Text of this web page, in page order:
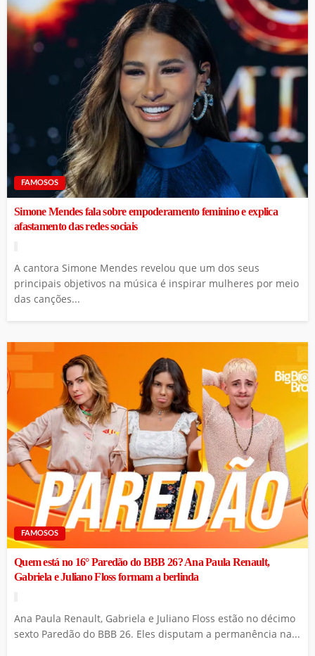
FAMOSOS
Simone Mendes fala sobre empoderamento feminino e explica
afastamento das redes sociais
A cantora Simone Mendes revelou que um dos seus
principais objetivos na música é inspirar mulheres por meio
das canções...
FAMOSOS
Quem está no 16° Paredão do BBB 26? Ana Paula Renault,
Gabriela e Juliano Floss formam a berlinda
Ana Paula Renault, Gabriela e Juliano Floss estão no décimo
sexto Paredão do BBB 26. Eles disputam a permanência na...